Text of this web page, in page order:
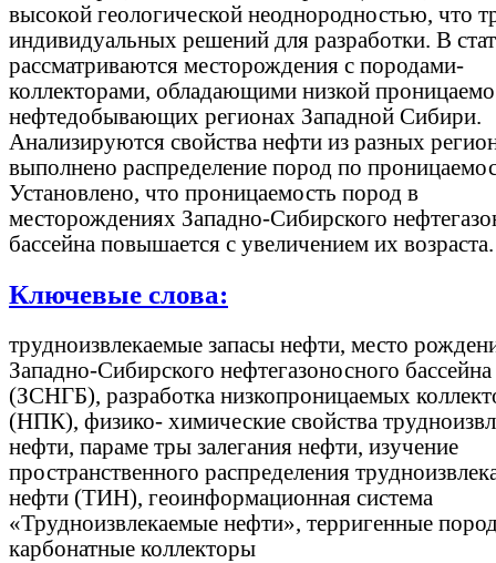
высокой геологической неоднородностью, что
индивидуальных решений для разработки. В
рассматриваются месторождения с породами-
коллекторами, обладающими низкой
нефтедобывающих регионах Западной Сибири.
Анализируются свойства нефти из разных
выполнено распределение пород по
Установлено, что проницаемость пород в
месторождениях Западно-Сибирского
бассейна повышается с увеличением их возраста.
Ключевые слова:
трудноизвлекаемые запасы нефти, место
Западно-Сибирского нефтегазоносного бассейна
(ЗСНГБ), разработка низкопроницаемых
(НПК), физико- химические свойства
нефти, параме тры залегания нефти, изучение
пространственного распределения
нефти (ТИН), геоинформационная система
«Трудноизвлекаемые нефти», терригенные
карбонатные коллекторы